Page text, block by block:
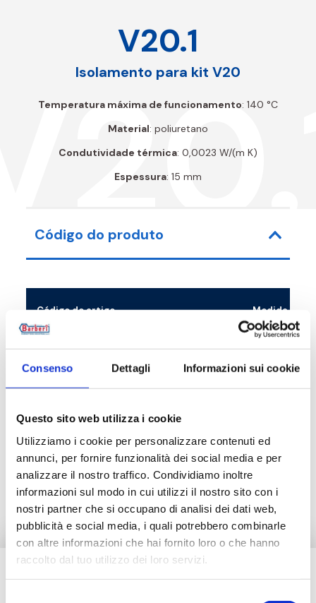
Consenso Dettagli Informazioni sui cookie
Questo sito web utilizza i cookie
Utilizziamo i cookie per personalizzare contenuti ed
annunci, per fornire funzionalità dei social media e per
analizzare il nostro traffico. Condividiamo inoltre
informazioni sul modo in cui utilizzi il nostro sito con i
nostri partner che si occupano di analisi dei dati web,
pubblicità e social media, i quali potrebbero combinarle
con altre informazioni che hai fornito loro o che hanno
raccolto dal tuo utilizzo dei loro servizi.
V20.1
Isolamento para kit V20
Temperatura máxima de funcionamento: 140 °C
Material: poliuretano
Condutividade térmica: 0,0023 W/(m K)
Espessura: 15 mm
Código do produto
Código do artigo Medida
V20000001 225 mm x 100
Descrição
Documentação
Tem necessidade de ajuda?